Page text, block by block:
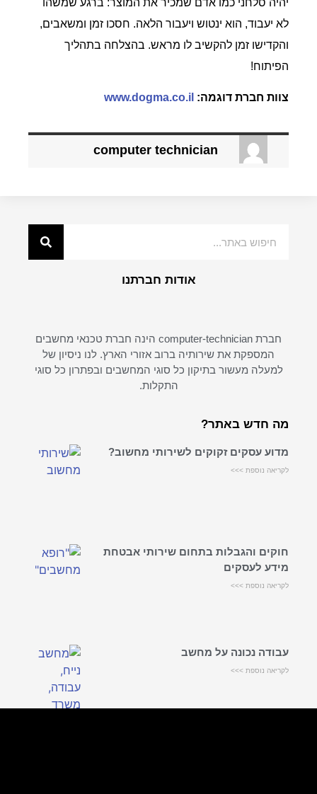
לא יעבוד, הוא ינטוש ויעבור הלאה. חסכו זמן ומשאבים,
והקדישו זמן להקשיב לו מראש. בהצלחה בתהליך
הפיתוח!
צוות חברת דוגמה: www.dogma.co.il
computer technician
אודות חברתנו
חברת computer-technician הינה חברת טכנאי מחשבים
המספקת את שירותיה ברוב אזורי הארץ. לנו ניסיון של
למעלה מעשור בתיקון כל סוגי המחשבים ובפתרון כל סוגי
התקלות.
מה חדש באתר?
מדוע עסקים זקוקים לשירותי מחשוב?
לקריאה נוספת >>>
חוקים והגבלות בתחום שירותי אבטחת
מידע לעסקים
לקריאה נוספת >>>
עבודה נכונה על מחשב
לקריאה נוספת >>>